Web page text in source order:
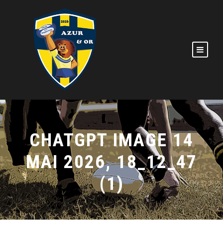
CHATGPT IMAGE 14
MAI 2026, 18_12_47
(1)